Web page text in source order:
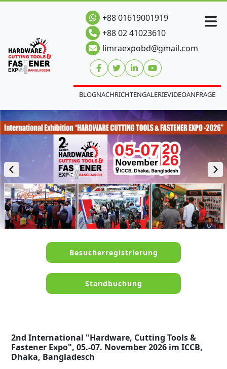
+88 01619001919
+88 02 41023610
limraexpobd@gmail.com
BLOGNACHRICHTENGALERIEVIDEOANFRAGE
Besucherregistrierung
Standbuchung
2nd International "Hardware, Cutting Tools &
Fastener Expo", 05.-07. November 2026 im ICCB,
Dhaka, Bangladesch